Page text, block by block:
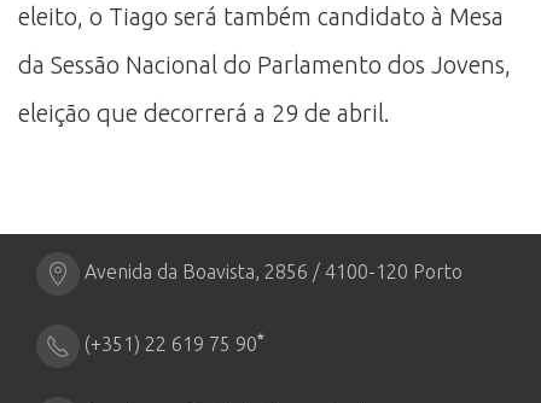
eleito, o Tiago será também candidato à Mesa
da Sessão Nacional do Parlamento dos Jovens,
eleição que decorrerá a 29 de abril.
Avenida da Boavista, 2856 / 4100-120 Porto
(+351) 22 619 75 90*